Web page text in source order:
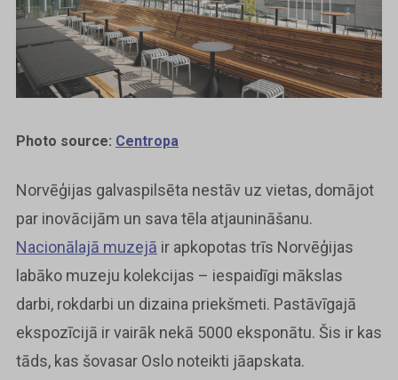
Photo source: Centropa
Norvēģijas galvaspilsēta nestāv uz vietas, domājot
par inovācijām un sava tēla atjaunināšanu.
Nacionālajā muzejā ir apkopotas trīs Norvēģijas
labāko muzeju kolekcijas – iespaidīgi mākslas
darbi, rokdarbi un dizaina priekšmeti. Pastāvīgajā
ekspozīcijā ir vairāk nekā 5000 eksponātu. Šis ir kas
tāds, kas šovasar Oslo noteikti jāapskata.